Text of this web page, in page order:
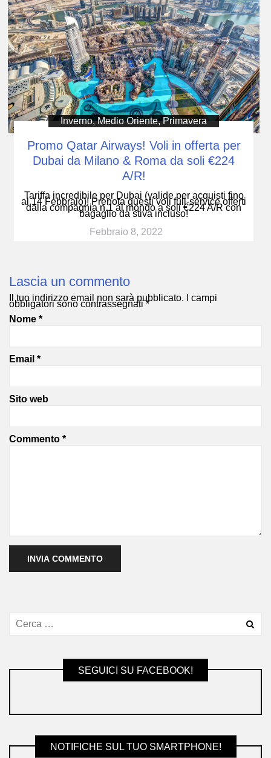
Inverno,Medio Oriente,Primavera
Promo Qatar Airways! Voli in offerta per
Dubai da Milano & Roma da soli €224
A/R!
Tariffa incredibile per Dubai (valide per acquisti fino
al 14 Febbraio)! Prenota questi voli full-service offerti
dalla compagnia n.1 al mondo a soli €224 A/R con
bagaglio da stiva incluso!
Febbraio 8, 2022
Lascia un commento
Il tuo indirizzo email non sarà pubblicato. I campi
obbligatori sono contrassegnati*
Nome *
Email *
Sito web
Commento *
SEGUICI SU FACEBOOK!
NOTIFICHE SUL TUO SMARTPHONE!